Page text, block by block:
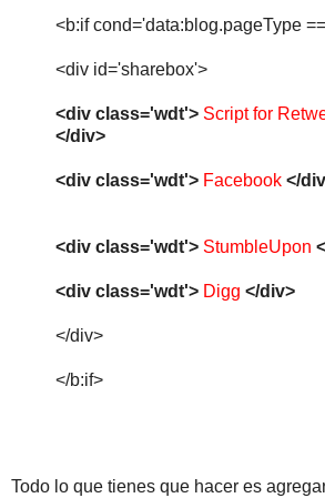
<b:if cond='data:blog.pageType
<div id='sharebox'>
<div class='wdt'> Script for
</div>
<div class='wdt'> Facebook </
<div class='wdt'> StumbleUpon
<div class='wdt'> Digg </div>
</div>
</b:if>
Todo lo que tienes que hacer es